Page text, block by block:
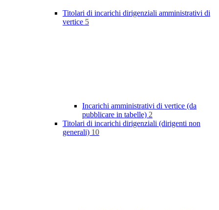
Titolari di incarichi dirigenziali amministrativi di
vertice 5
Incarichi amministrativi di vertice (da
pubblicare in tabelle) 2
Titolari di incarichi dirigenziali (dirigenti non
generali) 10